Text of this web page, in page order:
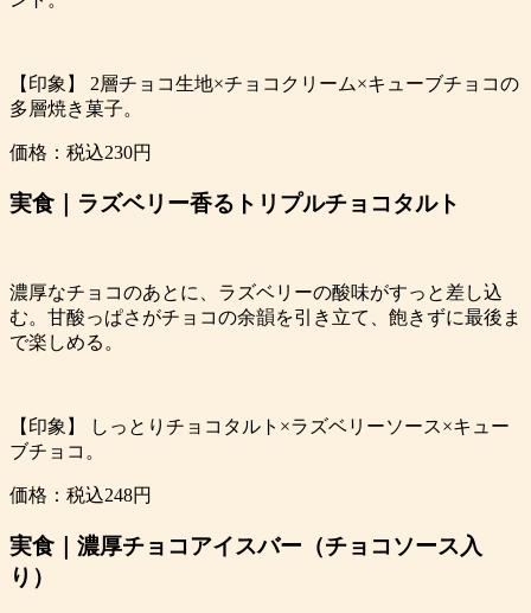
【印象】 2層チョコ生地×チョコクリーム×キューブチョコの
多層焼き菓子。
価格：税込230円
実食｜ラズベリー香るトリプルチョコタルト
濃厚なチョコのあとに、ラズベリーの酸味がすっと差し込
む。甘酸っぱさがチョコの余韻を引き立て、飽きずに最後ま
で楽しめる。
【印象】 しっとりチョコタルト×ラズベリーソース×キュー
ブチョコ。
価格：税込248円
実食｜濃厚チョコアイスバー（チョコソース入
り）